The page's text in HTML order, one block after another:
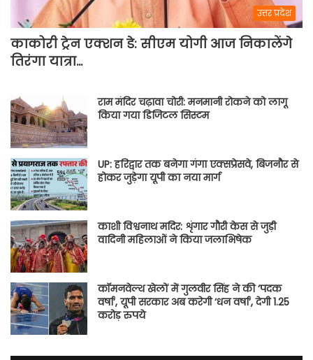
उत्तर प्रदेश
काकोरी ट्रेन एक्शन डे: सीएम योगी आज निकालेंगे
तिरंगा यात्रा…
राम मंदिर चढ़ावा चोरी: मनमानी रोकने को लागू
किया गया डिजिटल सिस्टम
UP: हरिद्वार तक बनेगा गंगा एक्सप्रेसवे, बिजनौर से
होकर जुड़ेगा यूपी का नया मार्ग
काशी विश्वनाथ मदिर: शृंगार गौरी केस से जुड़ी
वादिनी महिलाओं ने किया जलाभिषेक
कॉमनवेल्थ खेलों में गुलवीर सिंह ने की ‘पदक
वर्षा’, यूपी सरकार अब करेगी ‘धन वर्षा’, देगी 1.25
करोड़ रुपये